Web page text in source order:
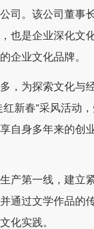
。该公司董事
也是企业深化文
企业文化品牌。
为探索文化与
新春”采风活动
自身多年来的创
第一线，建立
通过文学作品的
化实践。